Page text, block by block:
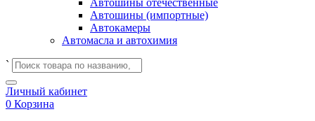
Автошины отечественные
Автошины (импортные)
Автокамеры
Автомасла и автохимия
`
Личный кабинет
0 Корзина